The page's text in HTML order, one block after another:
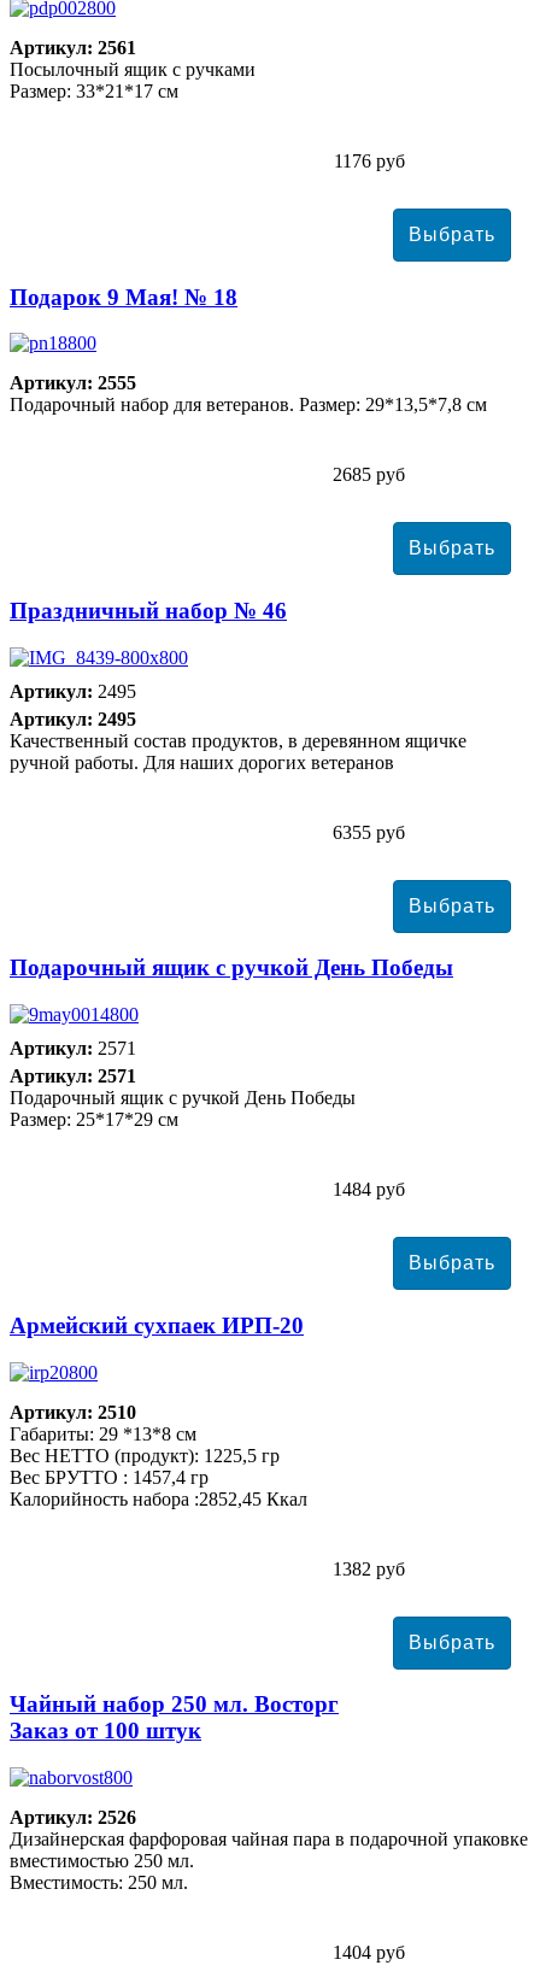
Артикул: 2561
Посылочный ящик с ручками
Размер: 33*21*17 см
1176 руб
Подарок 9 Мая! № 18
Артикул: 2555
Подарочный набор для ветеранов. Размер: 29*13,5*7,8 см
2685 руб
Праздничный набор № 46
Артикул: 2495
Артикул: 2495
Качественный состав продуктов, в деревянном ящичке
ручной работы. Для наших дорогих ветеранов
6355 руб
Подарочный ящик с ручкой День Победы
Артикул: 2571
Артикул: 2571
Подарочный ящик с ручкой День Победы
Размер: 25*17*29 см
1484 руб
Армейский сухпаек ИРП-20
Артикул: 2510
Габариты: 29 *13*8 см
Вес НЕТТО (продукт): 1225,5 гр
Вес БРУТТО : 1457,4 гр
Калорийность набора :2852,45 Ккал
1382 руб
Чайный набор 250 мл. Восторг
Заказ от 100 штук
Артикул: 2526
Дизайнерская фарфоровая чайная пара в подарочной упаковке
вместимостью 250 мл.
Вместимость: 250 мл.
1404 руб